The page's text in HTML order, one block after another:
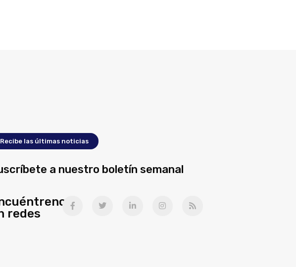
Recibe las últimas noticias
a nuestro boletín semanal
redes